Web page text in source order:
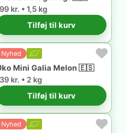
kr. • 1,5 kg
Tilføj til kurv
Nyhed
Mini Galia Melon 🇪🇸
kr. • 2 kg
Tilføj til kurv
Nyhed